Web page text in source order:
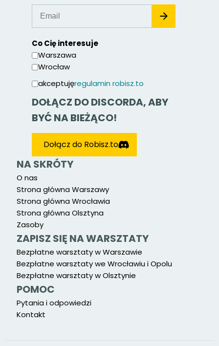
Co Cię interesuje
Warszawa
Wrocław
akceptujęregulamin robisz.to
DOŁĄCZ DO DISCORDA, ABY
BYĆ NA BIEŻĄCO!
Dołącz do Robisz.to
NA SKRÓTY
O nas
Strona główna Warszawy
Strona główna Wrocławia
Strona główna Olsztyna
Zasoby
ZAPISZ SIĘ NA WARSZTATY
Bezpłatne warsztaty w Warszawie
Bezpłatne warsztaty we Wrocławiu i Opolu
Bezpłatne warsztaty w Olsztynie
POMOC
Pytania i odpowiedzi
Kontakt